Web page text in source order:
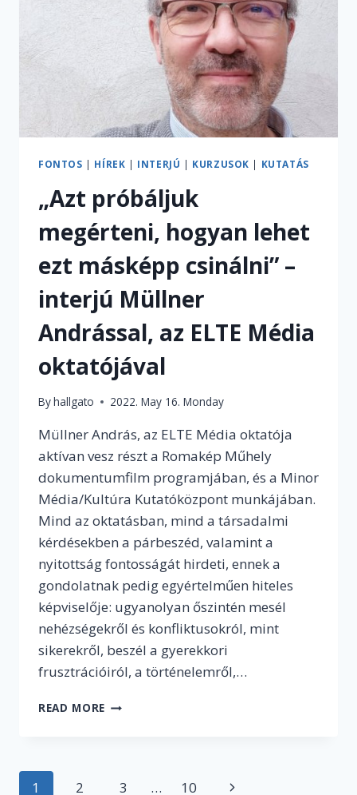
FONTOS | HÍREK | INTERJÚ | KURZUSOK | KUTATÁS
„Azt próbáljuk
megérteni, hogyan lehet
ezt másképp csinálni” –
interjú Müllner
Andrással, az ELTE Média
oktatójával
Byhallgato 2022. May 16. Monday
Müllner András, az ELTE Média oktatója
aktívan vesz részt a Romakép Műhely
dokumentumfilm programjában, és a Minor
Média/Kultúra Kutatóközpont munkájában.
Mind az oktatásban, mind a társadalmi
kérdésekben a párbeszéd, valamint a
nyitottság fontosságát hirdeti, ennek a
gondolatnak pedig egyértelműen hiteles
képviselője: ugyanolyan őszintén mesél
nehézségekről és konfliktusokról, mint
sikerekről, beszél a gyerekkori
frusztrációiról, a történelemről,…
READ MORE „AZT
EZT
Page
1 2 3 … 10 Next